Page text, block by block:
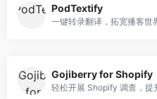
PodTextify
一键转录翻译，拓宽播客世
Gojiberry for Shopify
轻松开展 Shopify 调查，提